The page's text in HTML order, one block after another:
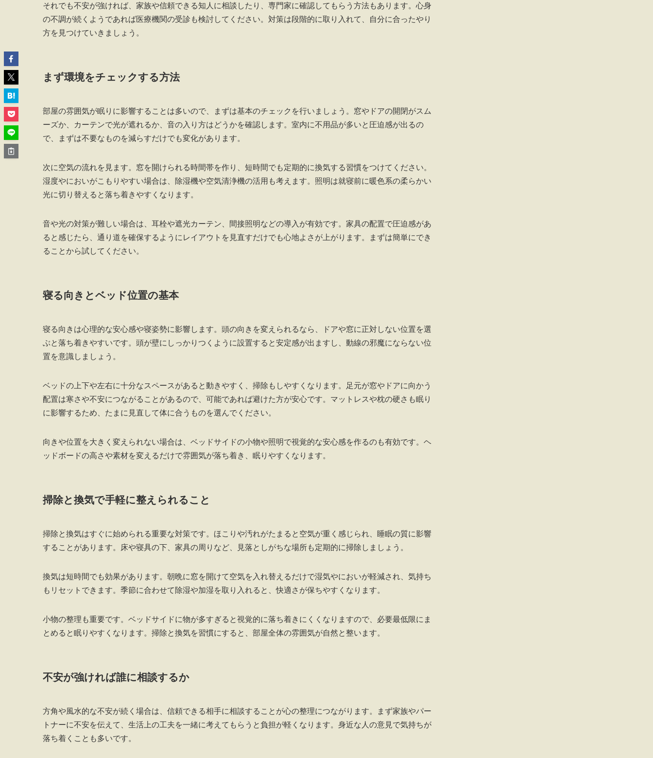
それでも不安が強ければ、家族や信頼できる知人に相談したり、専門家に確認してもらう方法もあります。心身
の不調が続くようであれば医療機関の受診も検討してください。対策は段階的に取り入れて、自分に合ったやり
方を見つけていきましょう。
まず環境をチェックする方法
部屋の雰囲気が眠りに影響することは多いので、まずは基本のチェックを行いましょう。窓やドアの開閉がスム
ーズか、カーテンで光が遮れるか、音の入り方はどうかを確認します。室内に不用品が多いと圧迫感が出るの
で、まずは不要なものを減らすだけでも変化があります。
次に空気の流れを見ます。窓を開けられる時間帯を作り、短時間でも定期的に換気する習慣をつけてください。
湿度やにおいがこもりやすい場合は、除湿機や空気清浄機の活用も考えます。照明は就寝前に暖色系の柔らかい
光に切り替えると落ち着きやすくなります。
音や光の対策が難しい場合は、耳栓や遮光カーテン、間接照明などの導入が有効です。家具の配置で圧迫感があ
ると感じたら、通り道を確保するようにレイアウトを見直すだけでも心地よさが上がります。まずは簡単にでき
ることから試してください。
寝る向きとベッド位置の基本
寝る向きは心理的な安心感や寝姿勢に影響します。頭の向きを変えられるなら、ドアや窓に正対しない位置を選
ぶと落ち着きやすいです。頭が壁にしっかりつくように設置すると安定感が出ますし、動線の邪魔にならない位
置を意識しましょう。
ベッドの上下や左右に十分なスペースがあると動きやすく、掃除もしやすくなります。足元が窓やドアに向かう
配置は寒さや不安につながることがあるので、可能であれば避けた方が安心です。マットレスや枕の硬さも眠り
に影響するため、たまに見直して体に合うものを選んでください。
向きや位置を大きく変えられない場合は、ベッドサイドの小物や照明で視覚的な安心感を作るのも有効です。ヘ
ッドボードの高さや素材を変えるだけで雰囲気が落ち着き、眠りやすくなります。
掃除と換気で手軽に整えられること
掃除と換気はすぐに始められる重要な対策です。ほこりや汚れがたまると空気が重く感じられ、睡眠の質に影響
することがあります。床や寝具の下、家具の周りなど、見落としがちな場所も定期的に掃除しましょう。
換気は短時間でも効果があります。朝晩に窓を開けて空気を入れ替えるだけで湿気やにおいが軽減され、気持ち
もリセットできます。季節に合わせて除湿や加湿を取り入れると、快適さが保ちやすくなります。
小物の整理も重要です。ベッドサイドに物が多すぎると視覚的に落ち着きにくくなりますので、必要最低限にま
とめると眠りやすくなります。掃除と換気を習慣にすると、部屋全体の雰囲気が自然と整います。
不安が強ければ誰に相談するか
方角や風水的な不安が続く場合は、信頼できる相手に相談することが心の整理につながります。まず家族やパー
トナーに不安を伝えて、生活上の工夫を一緒に考えてもらうと負担が軽くなります。身近な人の意見で気持ちが
落ち着くことも多いです。